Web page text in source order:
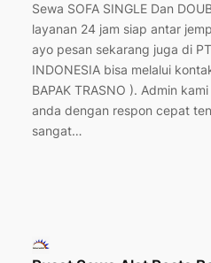
Sewa SOFA SINGLE Dan
layanan 24 jam siap antar
ayo pesan sekarang juga di
INDONESIA bisa melalui
BAPAK TRASNO ). Admin
anda dengan respon cepat
sangat…